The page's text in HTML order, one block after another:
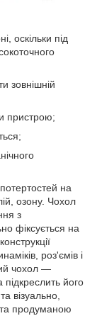
оскільки під
зовнішній
пристрою;
на
озону. Чохол
з
фіксується на
роз'ємів і
чохол —
його
візуально,
продуманою